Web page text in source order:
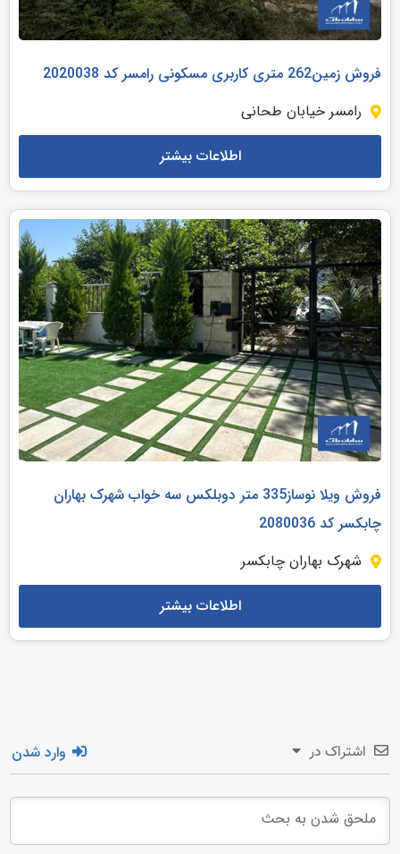
فروش زمین262 متری کاربری مسکونی رامسر کد 2020038
رامسر خیابان طحانی
اطلاعات بیشتر
فروش ویلا نوساز335 متر دوبلکس سه خواب شهرک بهاران
چابکسر کد 2080036
شهرک بهاران چابکسر
اطلاعات بیشتر
اشتراک در وارد شدن